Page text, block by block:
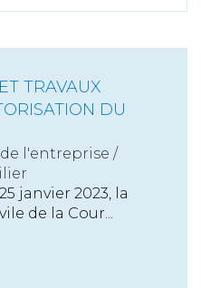
TRAVAUX
DU
l'entreprise /
janvier 2023, la
de la Cour...